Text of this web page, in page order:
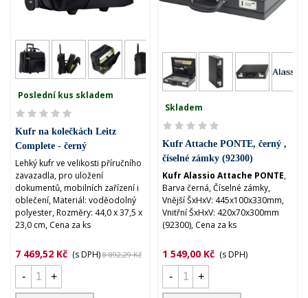
Poslední kus skladem
Kufr na kolečkách Leitz
Complete - černý
Lehký kufr ve velikosti příručního
zavazadla, pro uložení
dokumentů, mobilních zařízení i
oblečení, Materiál: voděodolný
polyester, Rozměry: 44,0 x 37,5 x
23,0 cm, Cena za ks
7 469,52 Kč (s DPH) 8 892,29 Kč
- +
Skladem
Kufr Attache PONTE, černý ,
číselné zámky (92300)
Kufr Alassio Attache PONTE,
Barva černá, Číselné zámky,
Vnější ŠxHxV: 445x100x330mm,
Vnitřní ŠxHxV: 420x70x300mm
(92300), Cena za ks
1 549,00 Kč (s DPH)
-
+